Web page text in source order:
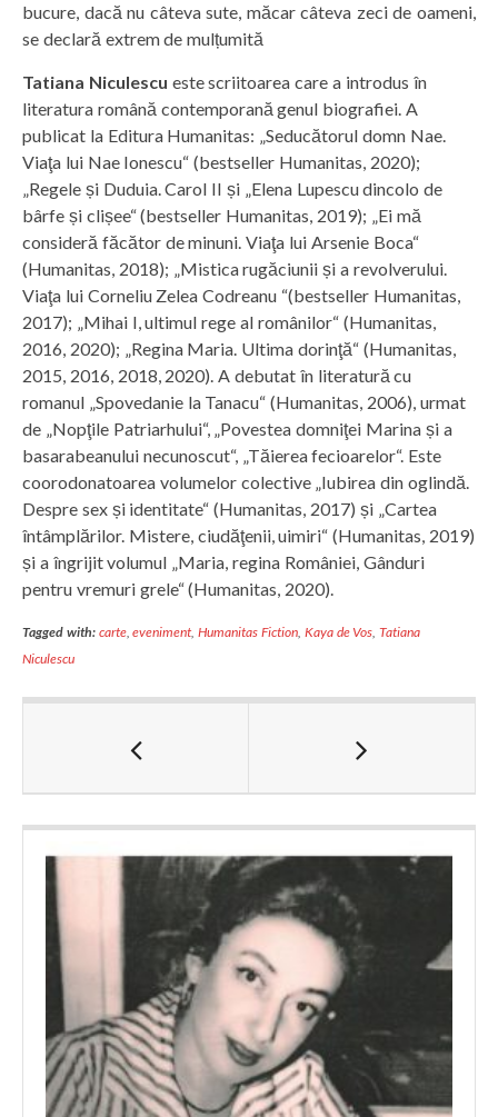
bucure, dacă nu câteva sute, măcar câteva zeci de oameni,
se declară extrem de mulțumită
Tatiana Niculescu este scriitoarea care a introdus în
literatura română contemporană genul biografiei. A
publicat la Editura Humanitas: „Seducătorul domn Nae.
Viaţa lui Nae Ionescu“ (bestseller Humanitas, 2020);
„Regele și Duduia. Carol II și „Elena Lupescu dincolo de
bârfe și clișee“ (bestseller Humanitas, 2019); „Ei mă
consideră făcător de minuni. Viaţa lui Arsenie Boca“
(Humanitas, 2018); „Mistica rugăciunii și a revolverului.
Viaţa lui Corneliu Zelea Codreanu “(bestseller Humanitas,
2017); „Mihai I, ultimul rege al românilor“ (Humanitas,
2016, 2020); „Regina Maria. Ultima dorinţă“ (Humanitas,
2015, 2016, 2018, 2020). A debutat în literatură cu
romanul „Spovedanie la Tanacu“ (Humanitas, 2006), urmat
de „Nopţile Patriarhului“, „Povestea domniţei Marina și a
basarabeanului necunoscut“, „Tăierea fecioarelor“. Este
coorodonatoarea volumelor colective „Iubirea din oglindă.
Despre sex și identitate“ (Humanitas, 2017) și „Cartea
întâmplărilor. Mistere, ciudăţenii, uimiri“ (Humanitas, 2019)
și a îngrijit volumul „Maria, regina României, Gânduri
pentru vremuri grele“ (Humanitas, 2020).
Tagged with: carte,eveniment,Humanitas Fiction, Kaya de Vos,Tatiana
Niculescu